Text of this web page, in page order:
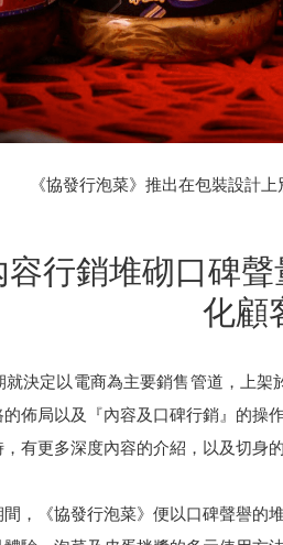
《協發行泡菜》推出在包裝設計
容行銷堆砌口碑
化顧
就決定以電商為主要銷售管道，上
佈局以及『內容及口碑行銷』的操
有更多深度內容的介紹，以及切身
，《協發行泡菜》便以口碑聲譽的